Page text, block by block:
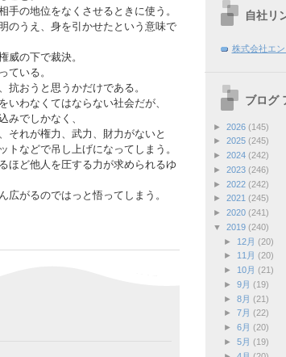
の地位をなくさせるときに使う。
のうえ、身を引かせたという意味で
威の下で裁決。
ている。
抗おうと思うかだけである。
わなくてはならない社会だが、
みでしかなく、
それが権力、武力、財力がないと
などで吊し上げになってしまう。
ほど他人を圧する力が求められるゆ
広がるのではっと悟ってしまう。
自社リ
株式会社エン
ブログ
► 2026 (145)
► 2025 (245)
► 2024 (242)
► 2023 (246)
► 2022 (242)
► 2021 (245)
► 2020 (241)
▼ 2019 (240)
►
12月 (20)
►
11月 (20)
►
10月 (21)
► 9月 (19)
► 8月 (21)
► 7月 (22)
► 6月 (20)
► 5月 (19)